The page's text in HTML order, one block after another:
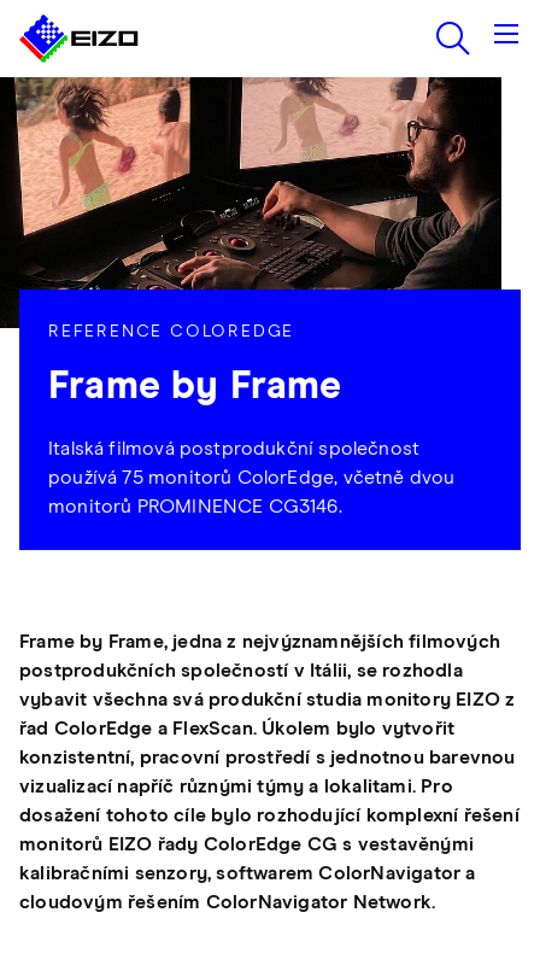
REFERENCE COLOREDGE
Frame by Frame
Italská filmová postprodukční společnost
používá 75 monitorů ColorEdge, včetně dvou
monitorů PROMINENCE CG3146.
Frame by Frame, jedna z nejvýznamnějších filmových
postprodukčních společností v Itálii, se rozhodla
vybavit všechna svá produkční studia monitory EIZO z
řad ColorEdge a FlexScan. Úkolem bylo vytvořit
konzistentní, pracovní prostředí s jednotnou barevnou
vizualizací napříč různými týmy a lokalitami. Pro
dosažení tohoto cíle bylo rozhodující komplexní řešení
monitorů EIZO řady ColorEdge CG s vestavěnými
kalibračními senzory, softwarem ColorNavigator a
cloudovým řešením ColorNavigator Network.